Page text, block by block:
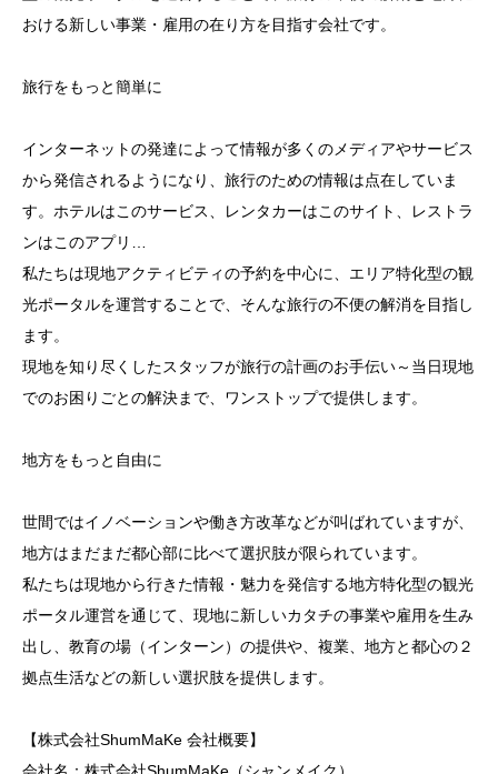
おける新しい事業・雇用の在り方を目指す会社です。
旅行をもっと簡単に
インターネットの発達によって情報が多くのメディアやサービス
から発信されるようになり、旅行のための情報は点在していま
す。ホテルはこのサービス、レンタカーはこのサイト、レストラ
ンはこのアプリ…
私たちは現地アクティビティの予約を中心に、エリア特化型の観
光ポータルを運営することで、そんな旅行の不便の解消を目指し
ます。
現地を知り尽くしたスタッフが旅行の計画のお手伝い～当日現地
でのお困りごとの解決まで、ワンストップで提供します。
地方をもっと自由に
世間ではイノベーションや働き方改革などが叫ばれていますが、
地方はまだまだ都心部に比べて選択肢が限られています。
私たちは現地から行きた情報・魅力を発信する地方特化型の観光
ポータル運営を通じて、現地に新しいカタチの事業や雇用を生み
出し、教育の場（インターン）の提供や、複業、地方と都心の２
拠点生活などの新しい選択肢を提供します。
【株式会社ShumMaKe 会社概要】
会社名：株式会社ShumMaKe（シャンメイク）